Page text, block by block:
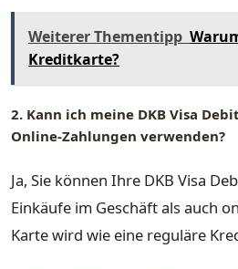
Weiterer Thementipp
Kreditkarte?
2. Kann ich meine DKB Visa
Online-Zahlungen verwenden?
Ja, Sie können Ihre DKB Visa
Einkäufe im Geschäft als auch
Karte wird wie eine reguläre